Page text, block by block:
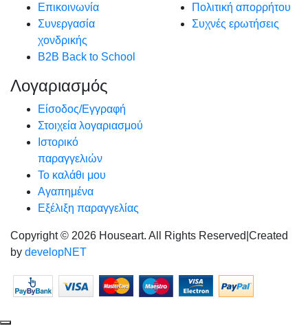
Επικοινωνία
Συνεργασία
χονδρικής
B2B Back to School
Πολιτική απορρήτου
Συχνές ερωτήσεις
Λογαριασμός
Είσοδος/Εγγραφή
Στοιχεία λογαριασμού
Ιστορικό
παραγγελιών
Το καλάθι μου
Αγαπημένα
Εξέλιξη παραγγελίας
Copyright © 2026 Houseart. All Rights Reserved Created
by developNET